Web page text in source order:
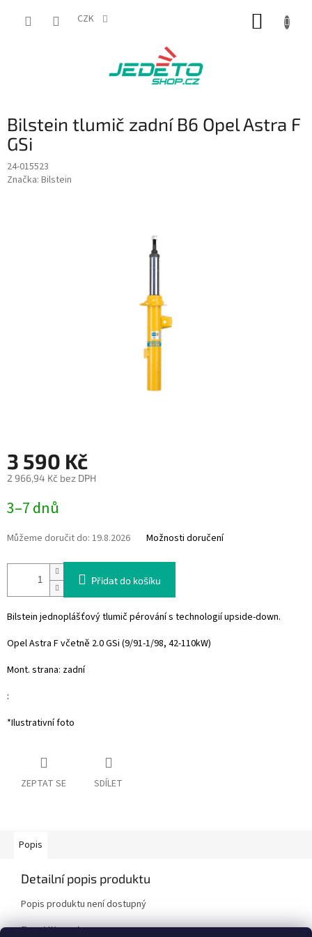
CZK
Bilstein tlumič zadní B6 Opel Astra F
GSi
24-015523
Značka: Bilstein
3 590 Kč
2 966,94 Kč bez DPH
cena:
3–7 dnů
Můžeme doručit do: 19.8.2026 Možnosti doručení
Přidat do košíku
Bilstein jednoplášťový tlumič pérování s technologií upside-down.
Opel Astra F včetně 2.0 GSi (9/91-1/98, 42-110kW)
Mont. strana: zadní
:
*Ilustrativní foto
ZEPTAT SE SDÍLET
Popis
Detailní popis produktu
Popis produktu není dostupný
Doplňkové parametry